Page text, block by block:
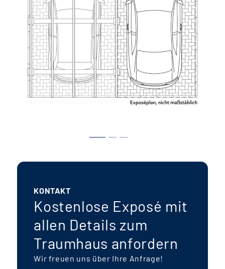
KONTAKT
Kostenlose Exposé mit
allen Details zum
Traumhaus anfordern
Wir freuen uns über Ihre Anfrage!